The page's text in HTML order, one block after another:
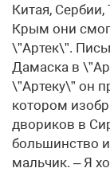
Китая,
Крым они
\”Артек\”.
Дамаска в
\”Артеку\” он
котором
двориков в
большинство
мальчик. – Я